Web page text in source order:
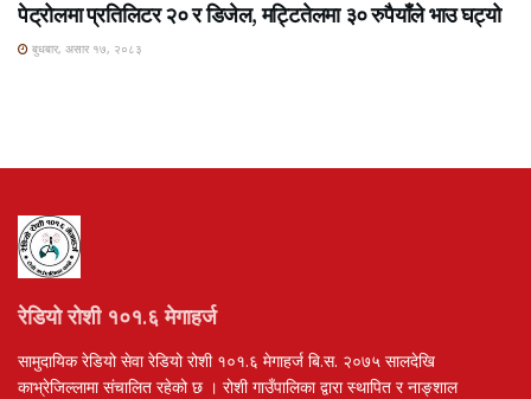
पेट्रोलमा प्रतिलिटर २० र डिजेल, मट्टितेलमा ३० रुपैयाँले भाउ घट्यो
बुधबार, असार १७, २०८३
रेडियो रोशी १०१.६ मेगाहर्ज
सामुदायिक रेडियो सेवा रेडियो रोशी १०१.६ मेगाहर्ज बि.स. २०७५ सालदेखि
काभ्रेजिल्लामा संचालित रहेको छ । रोशी गाउँपालिका द्वारा स्थापित र नाङ्शाल